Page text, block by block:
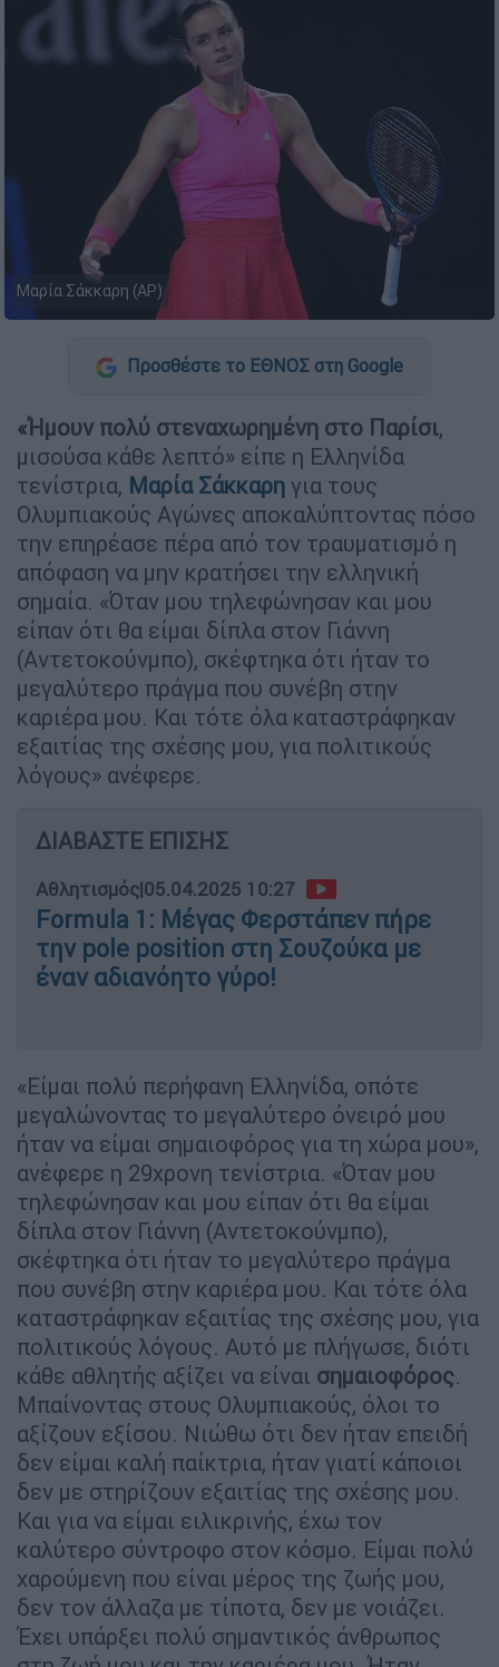
Μαρία Σάκκαρη (AP)
Προσθέστε το ΕΘΝΟΣ στη Google
«Ήμουν πολύ στεναχωρημένη στο Παρίσι,
μισούσα κάθε λεπτό» είπε η Ελληνίδα
τενίστρια, Μαρία Σάκκαρη για τους
Ολυμπιακούς Αγώνες αποκαλύπτοντας πόσο
την επηρέασε πέρα από τον τραυματισμό η
απόφαση να μην κρατήσει την ελληνική
σημαία. «Όταν μου τηλεφώνησαν και μου
είπαν ότι θα είμαι δίπλα στον Γιάννη
(Αντετοκούνμπο), σκέφτηκα ότι ήταν το
μεγαλύτερο πράγμα που συνέβη στην
καριέρα μου. Και τότε όλα καταστράφηκαν
εξαιτίας της σχέσης μου, για πολιτικούς
λόγους» ανέφερε.
ΔΙΑΒΑΣΤΕ ΕΠΙΣΗΣ
Αθλητισμός|05.04.2025 10:27
Formula 1: Μέγας Φερστάπεν πήρε
την pole position στη Σουζούκα με
έναν αδιανόητο γύρο!
«Είμαι πολύ περήφανη Ελληνίδα, οπότε
μεγαλώνοντας το μεγαλύτερο όνειρό μου
ήταν να είμαι σημαιοφόρος για τη χώρα μου»,
ανέφερε η 29χρονη τενίστρια. «Όταν μου
τηλεφώνησαν και μου είπαν ότι θα είμαι
δίπλα στον Γιάννη (Αντετοκούνμπο),
σκέφτηκα ότι ήταν το μεγαλύτερο πράγμα
που συνέβη στην καριέρα μου. Και τότε όλα
καταστράφηκαν εξαιτίας της σχέσης μου, για
πολιτικούς λόγους. Αυτό με πλήγωσε, διότι
κάθε αθλητής αξίζει να είναι σημαιοφόρος.
Μπαίνοντας στους Ολυμπιακούς, όλοι το
αξίζουν εξίσου. Νιώθω ότι δεν ήταν επειδή
δεν είμαι καλή παίκτρια, ήταν γιατί κάποιοι
δεν με στηρίζουν εξαιτίας της σχέσης μου.
Και για να είμαι ειλικρινής, έχω τον
καλύτερο σύντροφο στον κόσμο. Είμαι πολύ
χαρούμενη που είναι μέρος της ζωής μου,
δεν τον άλλαζα με τίποτα, δεν με νοιάζει.
Έχει υπάρξει πολύ σημαντικός άνθρωπος